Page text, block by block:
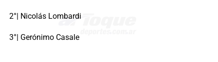
2°| Nicolás Lombardi
3°| Gerónimo Casale